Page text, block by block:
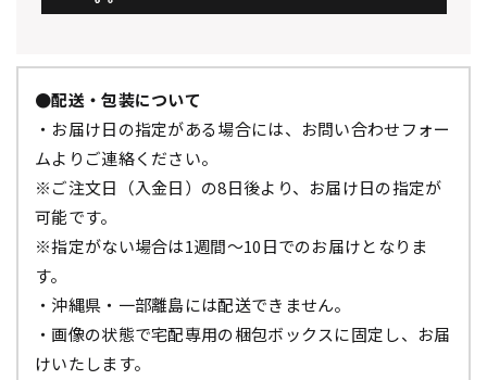
●配送・包装について
・お届け日の指定がある場合には、お問い合わせフォー
ムよりご連絡ください。
※ご注文日（入金日）の8日後より、お届け日の指定が
可能です。
※指定がない場合は1週間～10日でのお届けとなりま
す。
・沖縄県・一部離島には配送できません。
・画像の状態で宅配専用の梱包ボックスに固定し、お届
けいたします。